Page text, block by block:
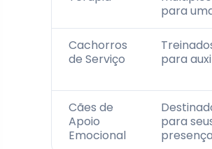
para
Cachorros
de Serviço
para
Cães de
Apoio
Emocional
para